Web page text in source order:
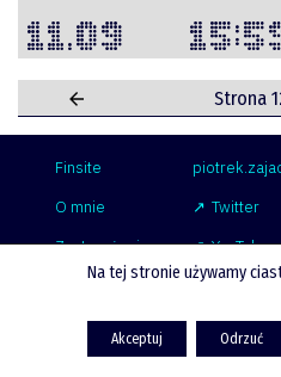
11.09
Strona
Finsite
O mnie
Zastrzeżenie
Współpraca
Twitter
YouTube
LinkedIn
Spotify
Na tej stronie używamy
Akceptuj Odrzuć